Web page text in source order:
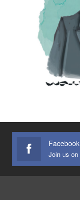
Facebook